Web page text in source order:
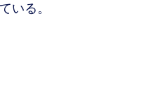
いる。